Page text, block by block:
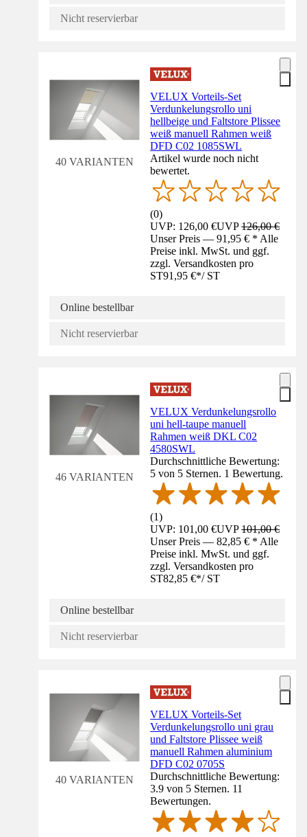
Nicht reservierbar
40 VARIANTEN
VELUX Vorteils-Set
Verdunkelungsrollo uni
hellbeige und Faltstore Plissee
weiß manuell Rahmen weiß
DFD C02 1085SWL
Artikel wurde noch nicht
bewertet.
(0)
UVP: 126,00 €UVP126,00 €
Unser Preis — 91,95 € * Alle
Preise inkl. MwSt. und ggf.
zzgl. Versandkosten pro
ST91,95 €*/ ST
Online bestellbar
Nicht reservierbar
46 VARIANTEN
VELUX Verdunkelungsrollo
uni hell-taupe manuell
Rahmen weiß DKL C02
4580SWL
Durchschnittliche Bewertung:
5 von 5 Sternen. 1 Bewertung.
(1)
UVP: 101,00 €UVP101,00 €
Unser Preis — 82,85 € * Alle
Preise inkl. MwSt. und ggf.
zzgl. Versandkosten pro
ST82,85 €*/ ST
Online bestellbar
Nicht reservierbar
40 VARIANTEN
VELUX Vorteils-Set
Verdunkelungsrollo uni grau
und Faltstore Plissee weiß
manuell Rahmen aluminium
DFD C02 0705S
Durchschnittliche Bewertung:
3.9 von 5 Sternen. 11
Bewertungen.